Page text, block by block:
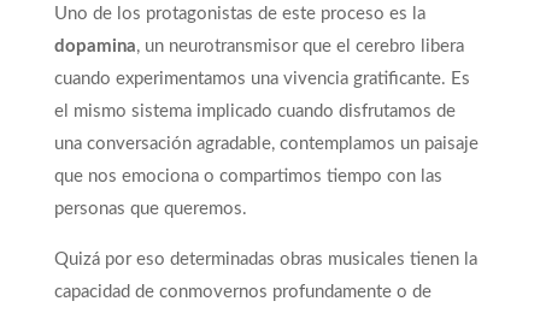
Uno de los protagonistas de este proceso es la
dopamina, un neurotransmisor que el cerebro libera
cuando experimentamos una vivencia gratificante. Es
el mismo sistema implicado cuando disfrutamos de
una conversación agradable, contemplamos un paisaje
que nos emociona o compartimos tiempo con las
personas que queremos.
Quizá por eso determinadas obras musicales tienen la
capacidad de conmovernos profundamente o de